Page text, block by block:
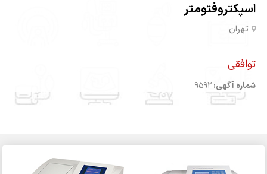
اسپکتروفتومتر
تهران
توافقی
شماره آگهی:9592